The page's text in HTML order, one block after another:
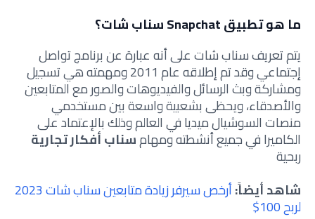
ما هو تطبيق Snapchat سناب شات؟
يتم تعريف سناب شات على أنه عبارة عن برنامج تواصل
إجتماعي وقد تم إطلاقه عام 2011 ومهمته هي تسجيل
ومشاركة وبث الرسائل والفيديوهات والصور مع المتابعين
والأصدقاء، ويحظى بشعبية واسعة بين مستخدمي
منصات السوشيال ميديا في العالم وذلك بالإعتماد على
الكاميرا في جميع أنشطته ومهامسناب أفكار تجارية
ربحية
شاهد أيضاً:
أرخص سيرفر زيادة متابعين سناب شات 2023
لربح 100$